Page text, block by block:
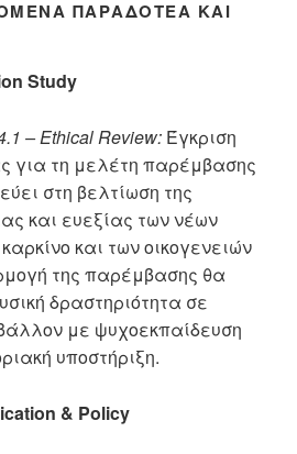
ΠΑΡΑΔΟΤΈΑ ΚΑΙ
Study
– Ethical Review: Έγκριση
για τη μελέτη παρέμβασης
στη βελτίωση της
και ευεξίας των νέων
και των οικογενειών
της παρέμβασης θα
δραστηριότητα σε
με ψυχοεκπαίδευση
υποστήριξη.
& Policy